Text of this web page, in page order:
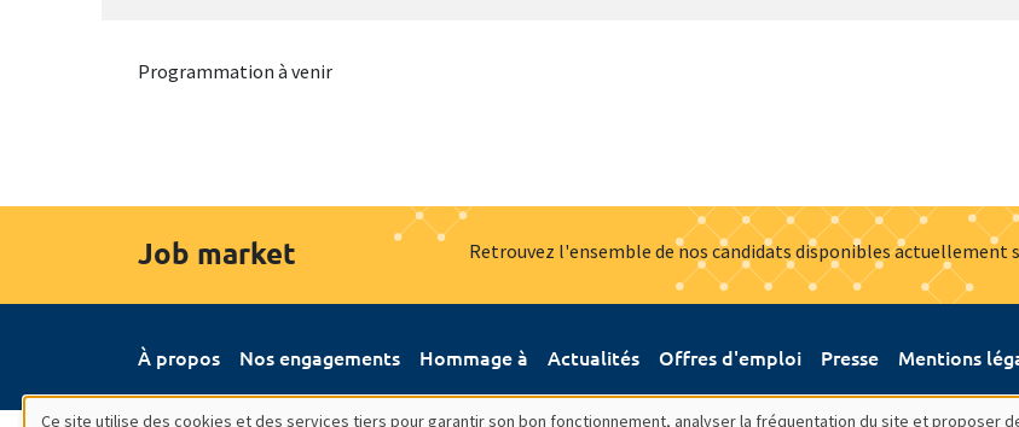
Programmation à venir
Job market Retrouvez l'ensemble de nos candidats disponibles actuellement
À propos Nos engagements Hommage à Actualités Offres d'emploi Presse Mentions
Ce site utilise des cookies et des services tiers pour garantir son bon fonctionnement, analyser la fréquentation du site et proposer